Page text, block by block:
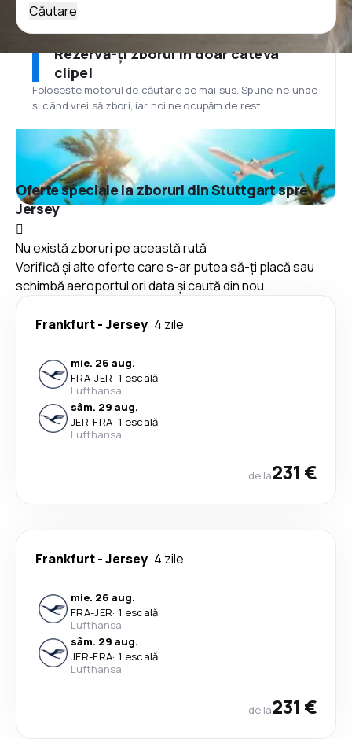
Căutare
Rezervă-ți zborul în doar câteva
clipe!
Folosește motorul de căutare de mai sus. Spune-ne unde
și când vrei să zbori, iar noi ne ocupăm de rest.
Oferte speciale la zboruri din Stuttgart spre
Jersey
Nu există zboruri pe această rută
Verifică și alte oferte care s-ar putea să-ți placă sau
schimbă aeroportul ori data și caută din nou.
Frankfurt-Jersey 4 zile
mie. 26 aug.
FRA-JER· 1 escală
Lufthansa
sâm. 29 aug.
JER-FRA· 1 escală
Lufthansa
de la231 €
Frankfurt-Jersey 4 zile
mie. 26 aug.
FRA-JER· 1 escală
Lufthansa
sâm. 29 aug.
JER-FRA· 1 escală
Lufthansa
de la231 €